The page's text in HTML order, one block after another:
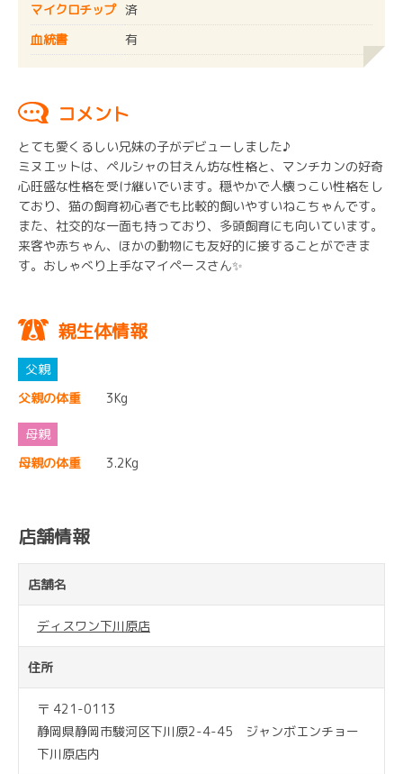
マイクロチップ 済
血統書
有
コメント
とても愛くるしい兄妹の子がデビューしました♪
ミヌエットは、ペルシャの甘えん坊な性格と、マンチカンの好奇
心旺盛な性格を受け継いでいます。穏やかで人懐っこい性格をし
ており、猫の飼育初心者でも比較的飼いやすいねこちゃんです。
また、社交的な一面も持っており、多頭飼育にも向いています。
来客や赤ちゃん、ほかの動物にも友好的に接することができま
す。おしゃべり上手なマイペースさん✨
親生体情報
父親の体重 3Kg
母親の体重 3.2Kg
店舗情報
店舗名
ディスワン下川原店
住所
〒 421-0113
静岡県静岡市駿河区下川原2-4-45 ジャンボエンチョー
下川原店内